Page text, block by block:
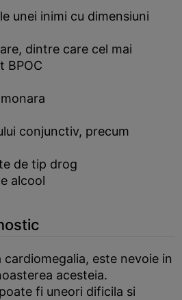
unei inimi cu dimensiuni
dintre care cel mai
BPOC
conjunctiv, precum
de tip drog
alcool
este nevoie in
acesteia.
fi uneori dificila si